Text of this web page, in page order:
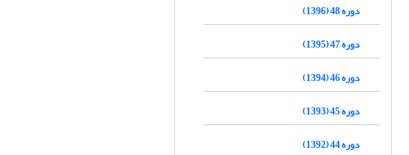
دوره 48 (1396)
دوره 47 (1395)
دوره 46 (1394)
دوره 45 (1393)
دوره 44 (1392)